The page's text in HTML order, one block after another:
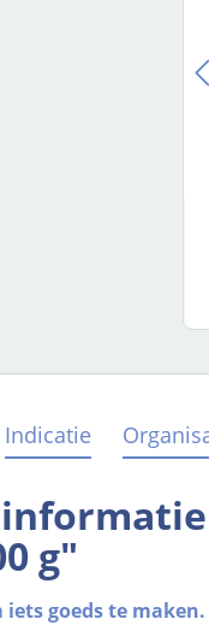
Indicatie
g"
goeds te maken.